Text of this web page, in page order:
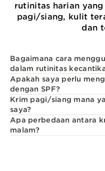
rutinitas harian
pagi/siang, kulit
dan
Bagaimana cara
dalam rutinitas
Apakah saya perlu
dengan SPF?
Krim pagi/siang mana
saya?
Apa perbedaan antara
malam?